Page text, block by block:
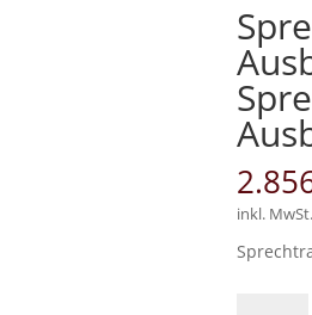
inkl. MwSt.